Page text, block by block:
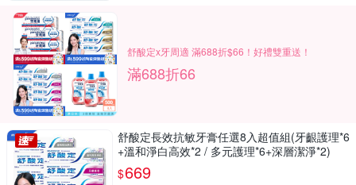
舒酸定x牙周適 滿688折$66！好禮雙重送！
滿688折66
舒酸定長效抗敏牙膏任選8入超值組(牙齦護理*6
+溫和淨白高效*2 / 多元護理*6+深層潔淨*2)
$669